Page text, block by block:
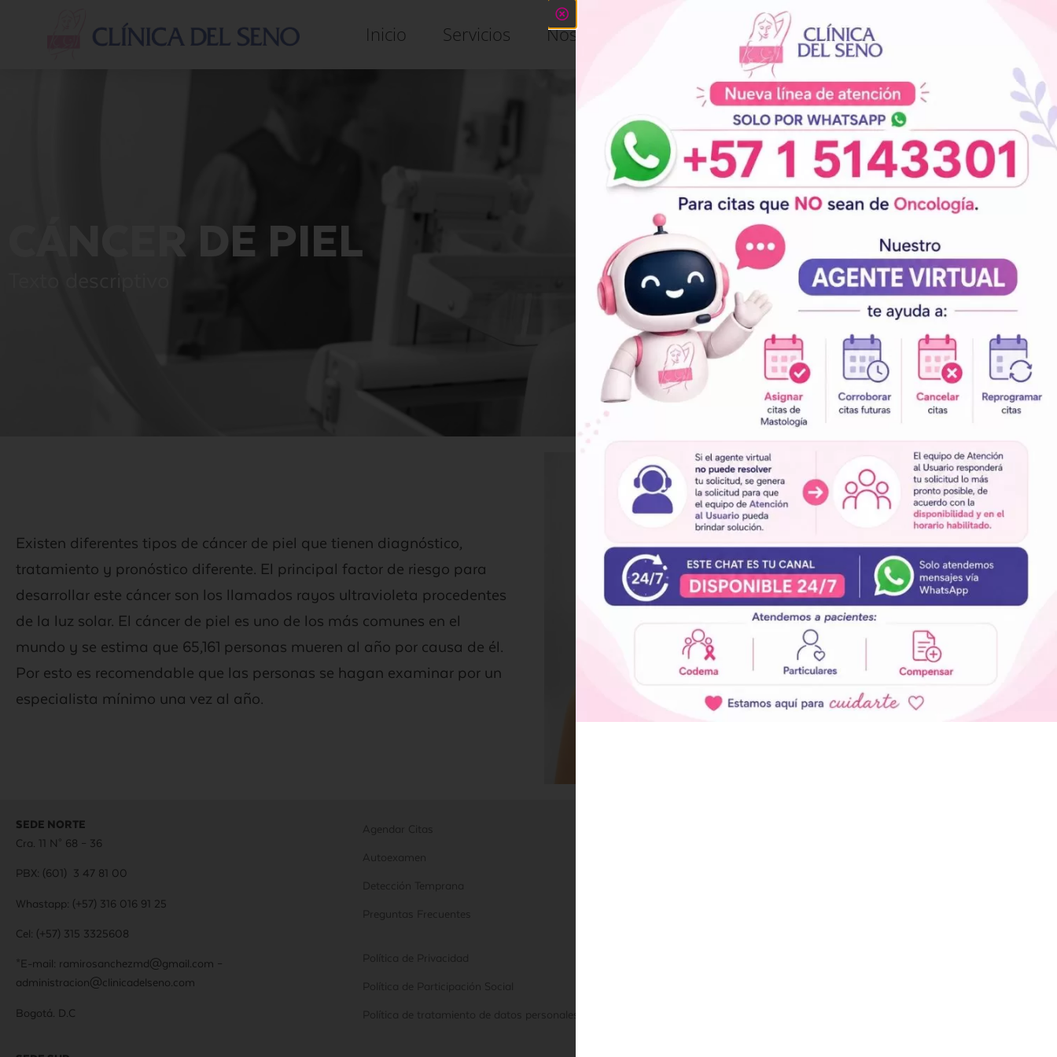
Inicio Servicios Nosotros Información
Cáncer de Seno Contáctenos
CÁNCER DE PIEL
Existen diferentes tipos de cáncer de piel que tienen diagnóstico,
tratamiento y pronóstico diferente. El principal factor de riesgo para
desarrollar este cáncer son los llamados rayos ultravioleta procedentes
de la luz solar. El cáncer de piel es uno de los más comunes en el
mundo y se estima que 65,161 personas mueren al año por causa de él.
Por esto es recomendable que las personas se hagan examinar por un
especialista mínimo una vez al año.
SEDE NORTE
Cra. 11 N° 68 – 36
PBX: (601) 3 47 81 00
Whastapp: (+57) 316 016 91 25
Cel: (+57) 315 3325608
*E-mail: ramirosanchezmd@gmail.com –
administracion@clinicadelseno.com
Bogotá. D.C
Agendar Citas
Autoexamen
Detección Temprana
Preguntas Frecuentes
Política de Privacidad
Política de Participación Social
Política de tratamiento de datos personales